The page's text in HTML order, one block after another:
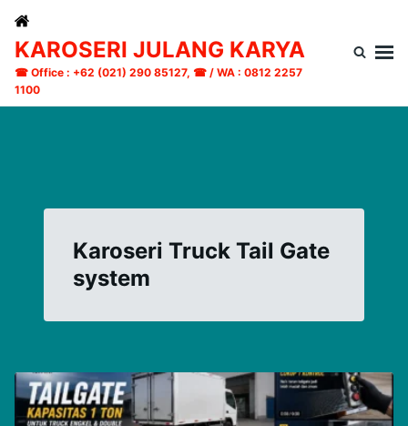
Skip
content
for:
KAROSERI JULANG KARYA
☎ Office : +62 (021) 290 85127, ☎ / WA : 0812 2257
1100
Karoseri Truck Tail Gate
system